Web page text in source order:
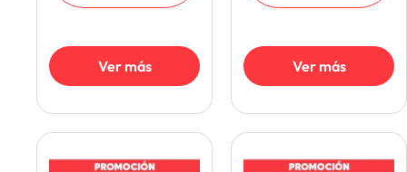
Ver más Ver más